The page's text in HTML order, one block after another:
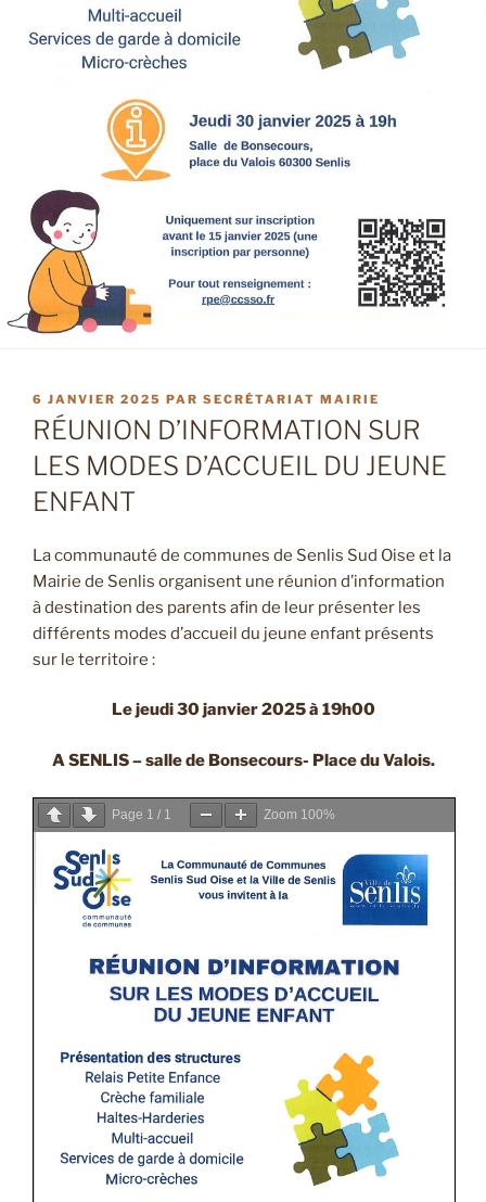
PUBLIÉ
LE
6 JANVIER 2025 PAR SECRÉTARIAT MAIRIE
RÉUNION D’INFORMATION SUR
LES MODES D’ACCUEIL DU JEUNE
ENFANT
La communauté de communes de Senlis Sud Oise et la
Mairie de Senlis organisent une réunion d’information
à destination des parents afin de leur présenter les
différents modes d’accueil du jeune enfant présents
sur le territoire :
Le jeudi 30 janvier 2025 à 19h00
A SENLIS – salle de Bonsecours- Place du Valois.
Page 1 / 1 Zoom 100%